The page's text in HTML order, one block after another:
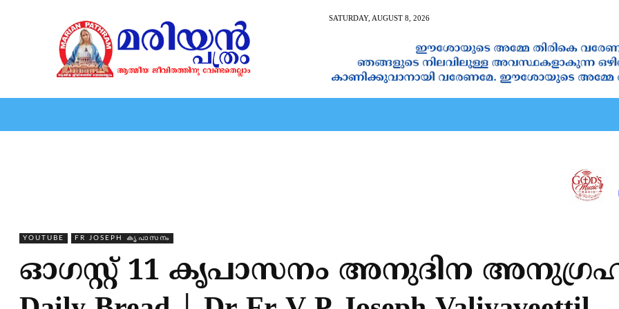
SATURDAY, AUGUST 8, 2026
YOUTUBE FR JOSEPH കൃപാസനം
ഓഗസ്റ്റ് 11 കൃപാസനം അനുദിന അനുഗ്രഹ